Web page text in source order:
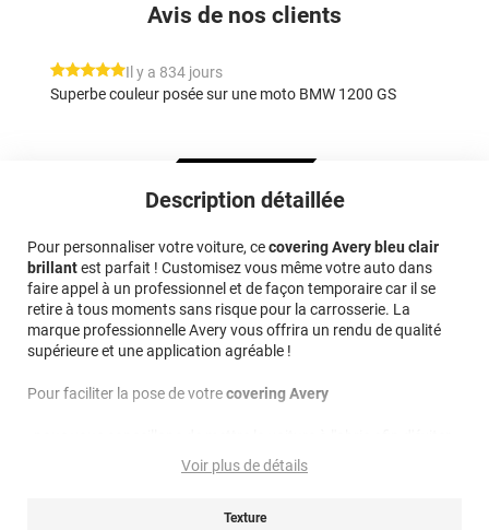
Avis de nos clients
*****
Il y a 834 jours
Superbe couleur posée sur une moto BMW 1200 GS
Description détaillée
Pour personnaliser votre voiture, cecovering Avery bleu clair
brillantest parfait ! Customisez vous même votre auto dans
faire appel à un professionnel et de façon temporaire car il se
retire à tous moments sans risque pour la carrosserie. La
marque professionnelle Avery vous offrira un rendu de qualité
supérieure et une application agréable !
Pour faciliter la pose de votrecovering Avery
les poussières mais aussi que la carrosserie soit trop froide.
Idéalement il faudrait poser le covering à une température
Voir plus de détails
Texture